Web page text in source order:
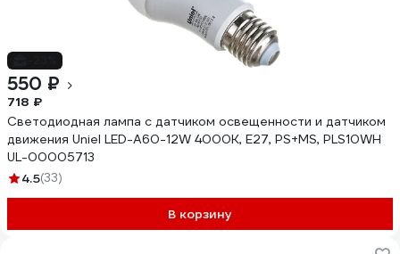
550 ₽
718 ₽
Светодиодная лампа с датчиком освещенности и датчиком
движения Uniel LED-A60-12W 4000K, E27, PS+MS, PLS10WH
UL-00005713
4.5(33)
В корзину